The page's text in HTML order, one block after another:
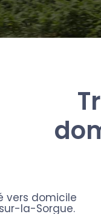
vers domicile
la-Sorgue.